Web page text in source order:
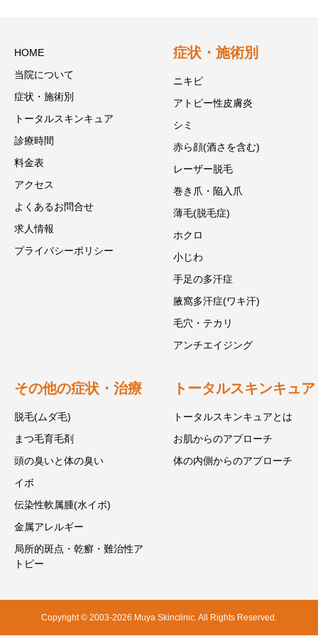
HOME
当院について
症状・施術別
トータルスキンキュア
診療時間
料金表
アクセス
よくあるお問合せ
求人情報
プライバシーポリシー
症状・施術別
ニキビ
アトピー性皮膚炎
シミ
赤ら顔(酒さを含む)
レーザー脱毛
巻き爪・陥入爪
薄毛(脱毛症)
ホクロ
小じわ
手足の多汗症
腋窩多汗症(ワキ汗)
毛穴・テカリ
アンチエイジング
その他の症状・治療
脱毛(ムダ毛)
まつ毛育毛剤
頭の臭いと体の臭い
イボ
伝染性軟属腫(水イボ)
金属アレルギー
局所的斑点・乾癬・難治性ア
トピー
トータルスキンキュア
トータルスキンキュアとは
お肌からのアプローチ
体の内側からのアプローチ
Copyright © 2003-2026 Muya Skinclinic. All Rights Reserved.